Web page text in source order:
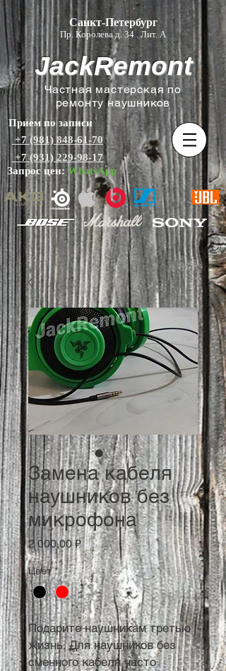
Санкт-Петербург
Пр. Королева д. 34 . Лит. А
JackRemont
Частная мастерская по
ремонту наушников
+7 (931) 229-98-17
+7 (981) 848-61-70
Прием по записи
Запрос цен:WhatsApp
Замена кабеля
наушников без
микрофона
2 000,00 ₽Цена
Цвет *
Подарите наушникам третью
жизнь. Для наушников без
сменного кабеля часто